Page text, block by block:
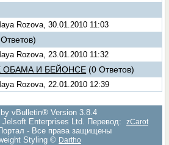
Rozova, 30.01.2010 11:03
Rozova, 23.01.2010 11:32
ОБАМА И БЕЙОНСЕ (0 Ответов)
Rozova, 22.01.2010 12:39
by vBulletin® Version 3.8.4
Enterprises Ltd. Перевод:
zCarot
- Все права защищены
Styling © Dartho